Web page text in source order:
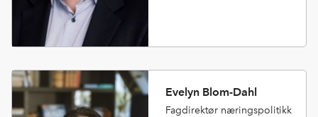
Evelyn Blom-Dahl
Fagdirektør næringspolitikk